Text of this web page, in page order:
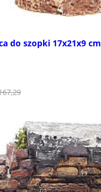
do szopki 17x21x9 cm